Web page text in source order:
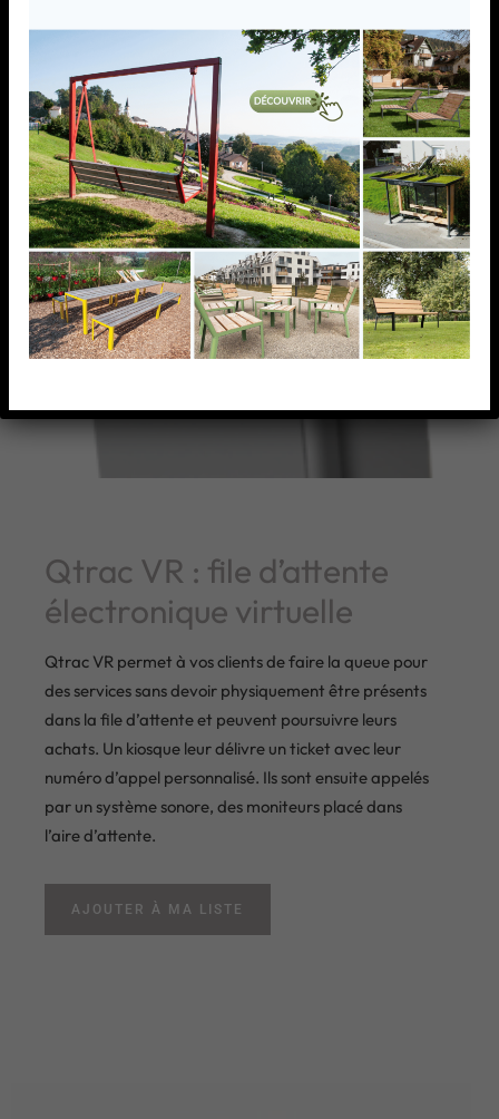
Qtrac VR : file d’attente
électronique virtuelle
Qtrac VR permet à vos clients de faire la queue pour
des services sans devoir physiquement être présents
dans la file d’attente et peuvent poursuivre leurs
achats. Un kiosque leur délivre un ticket avec leur
numéro d’appel personnalisé. Ils sont ensuite appelés
par un système sonore, des moniteurs placé dans
l’aire d’attente.
AJOUTER À MA LISTE